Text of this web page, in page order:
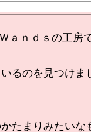
ａｎｄｓの工房
るのを見つけま
たまりみたいな